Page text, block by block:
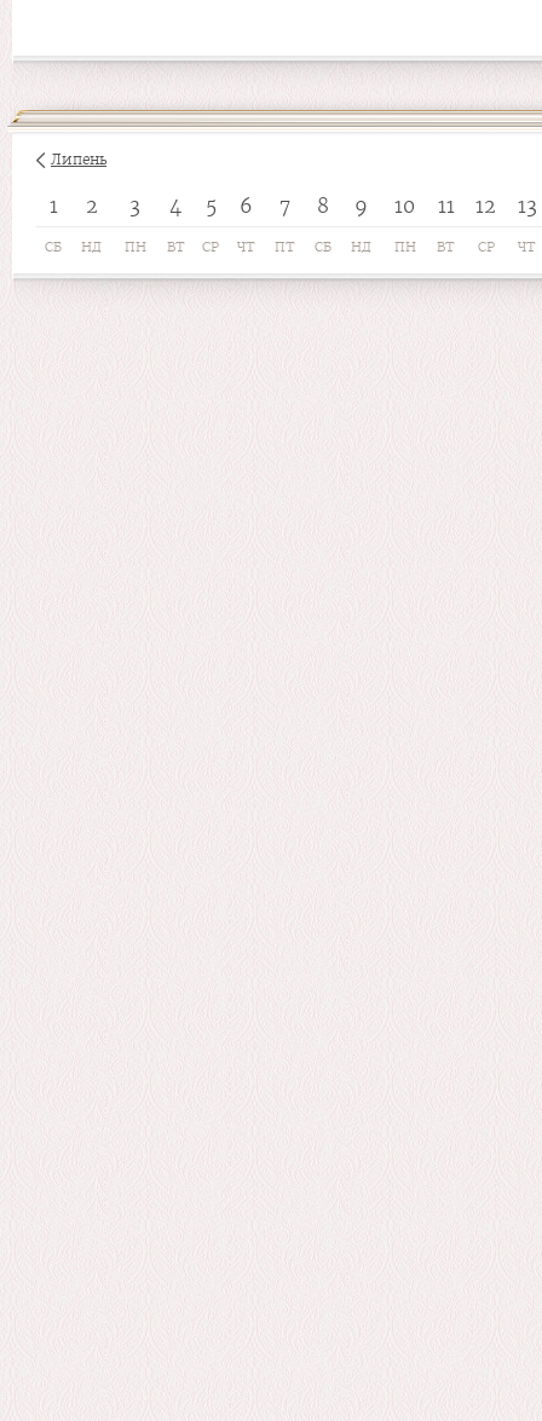
Липень
1 2 3 4 5 6 7 8 9 10 11 12 13
СБ НД ПН ВТ СР ЧТ ПТ СБ НД ПН ВТ СР ЧТ